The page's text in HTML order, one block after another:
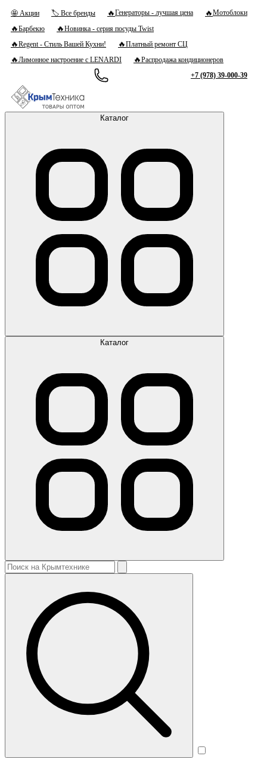
🤩 Акции 🏷 Все бренды 🔥Генераторы - лучшая цена 🔥Мотоблоки
🔥Барбекю 🔥Новинка - серия посуды Twist
🔥Regent - Стиль Вашей Кухни! 🔥Платный ремонт СЦ
🔥Лимонное настроение с LENARDI 🔥Распродажа кондиционеров
+7 (978) 39-000-39